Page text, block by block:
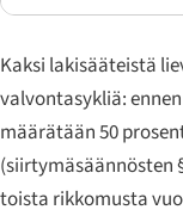
Kaksi lakisääteistä
valvontasykliä: ennen
määrätään 50
(siirtymäsäännösten
toista rikkomusta